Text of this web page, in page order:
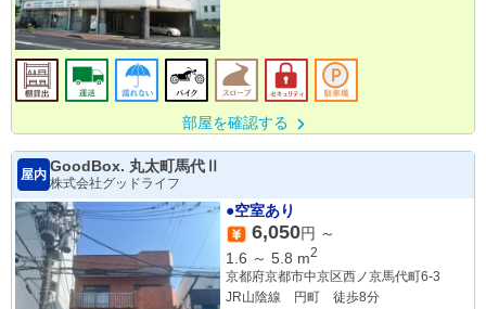
部屋を確認する
屋内
GoodBox. 丸太町馬代Ⅱ
株式会社グッドライフ
●空室あり
6,050円 ～
1.6 ～ 5.8 m2
京都府京都市中京区西ノ京馬代町6-3
JR山陰線 円町 徒歩8分